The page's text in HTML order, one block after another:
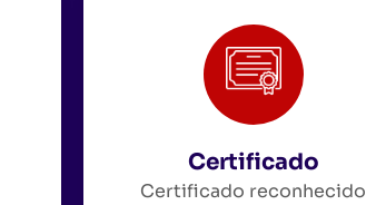
Certificado
Certificado reconhecido